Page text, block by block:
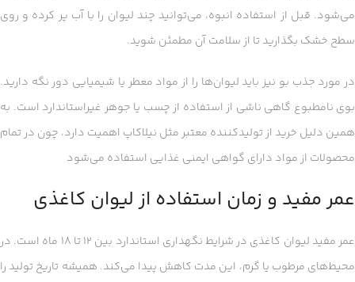
می‌شود. قبل از استفاده انبوه، می‌توانید چند لیوان را با آب پر کرده و روی
سطح خشک بگذارید تا از سلامت آن مطمئن شوید.
در مورد جذب بو نیز باید لیوان‌ها را از مواد معطر یا شیمیایی دور نگه دارید.
بوی نامطبوع گاهی ناشی از استفاده از چسب یا جوهر غیراستاندارد است. به
همین دلیل خرید از تولیدکننده معتبر مثل نیلاکاپ اهمیت دارد، چون در تمام
محصولات از مواد دارای گواهی ایمنی غذایی استفاده می‌شود
عمر مفید و زمان استفاده از لیوان کاغذی
عمر مفید لیوان کاغذی در شرایط نگهداری استاندارد بین ۱۲ تا ۱۸ ماه است. در
محیط‌های مرطوب یا گرم، این مدت کاهش پیدا می‌کند. همیشه تاریخ تولید را